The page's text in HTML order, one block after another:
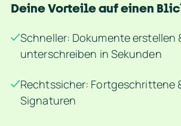
Deine Vorteile auf einen
Schneller: Dokumente erstellen
unterschreiben in Sekunden
Rechtssicher: Fortgeschrittene
Signaturen